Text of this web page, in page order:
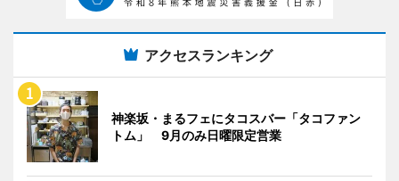
アクセスランキング
神楽坂・まるフェにタコスバー「タコファン
トム」 9月のみ日曜限定営業